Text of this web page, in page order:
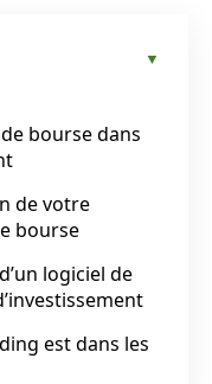
bourse dans
de votre
bourse
logiciel de
est dans les